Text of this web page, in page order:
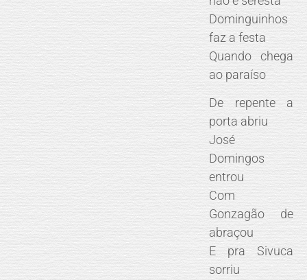
Dominguinhos
faz a festa
Quando chega
ao paraíso
De repente a
porta abriu
José
Domingos
entrou
Com
Gonzagão de
abraçou
E pra Sivuca
sorriu